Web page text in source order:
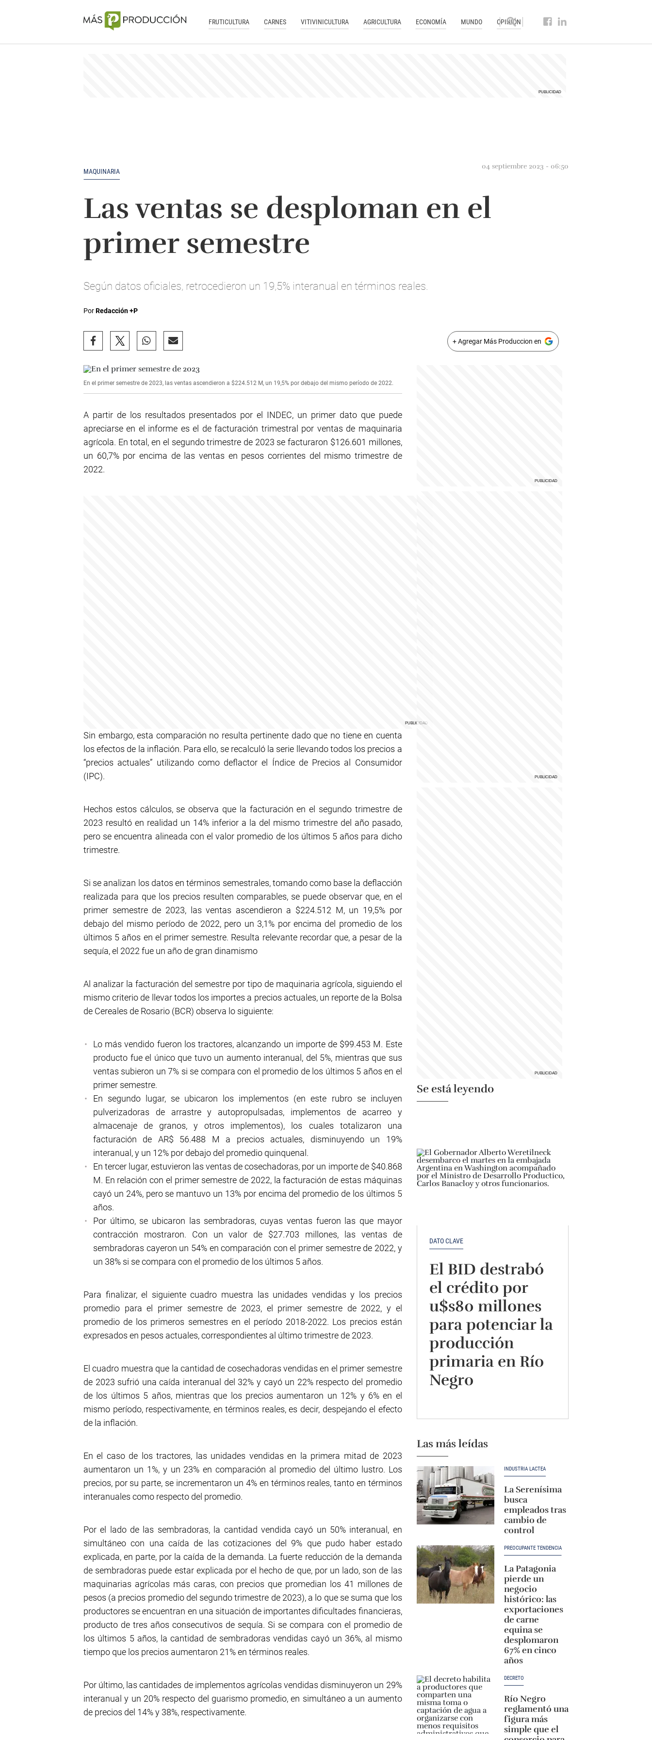
FRUTICULTURA CARNES VITIVINICULTURA AGRICULTURA ECONOMÍA MUNDO OPINIÓN
MAQUINARIA
04 septiembre 2023 - 06:50
Las ventas se desploman en el
primer semestre
Según datos oficiales, retrocedieron un 19,5% interanual en términos reales.
PorRedacción +P
+ Agregar Más Produccion en
En el primer semestre de 2023, las ventas ascendieron a $224.512 M, un 19,5% por debajo del mismo período de 2022.
A partir de los resultados presentados por el INDEC, un primer dato que puede
apreciarse en el informe es el de facturación trimestral por ventas de maquinaria
agrícola. En total, en el segundo trimestre de 2023 se facturaron $126.601 millones,
un 60,7% por encima de las ventas en pesos corrientes del mismo trimestre de
2022.
Sin embargo, esta comparación no resulta pertinente dado que no tiene en cuenta
los efectos de la inflación. Para ello, se recalculó la serie llevando todos los precios a
“precios actuales” utilizando como deflactor el Índice de Precios al Consumidor
(IPC).
Hechos estos cálculos, se observa que la facturación en el segundo trimestre de
2023 resultó en realidad un 14% inferior a la del mismo trimestre del año pasado,
pero se encuentra alineada con el valor promedio de los últimos 5 años para dicho
trimestre.
Si se analizan los datos en términos semestrales, tomando como base la deflacción
realizada para que los precios resulten comparables, se puede observar que, en el
primer semestre de 2023, las ventas ascendieron a $224.512 M, un 19,5% por
debajo del mismo período de 2022, pero un 3,1% por encima del promedio de los
últimos 5 años en el primer semestre. Resulta relevante recordar que, a pesar de la
sequía, el 2022 fue un año de gran dinamismo
Al analizar la facturación del semestre por tipo de maquinaria agrícola, siguiendo el
mismo criterio de llevar todos los importes a precios actuales, un reporte de la Bolsa
de Cereales de Rosario (BCR) observa lo siguiente:
Lo más vendido fueron los tractores, alcanzando un importe de $99.453 M. Este
producto fue el único que tuvo un aumento interanual, del 5%, mientras que sus
ventas subieron un 7% si se compara con el promedio de los últimos 5 años en el
primer semestre.
En segundo lugar, se ubicaron los implementos (en este rubro se incluyen
pulverizadoras de arrastre y autopropulsadas, implementos de acarreo y
almacenaje de granos, y otros implementos), los cuales totalizaron una
facturación de AR$ 56.488 M a precios actuales, disminuyendo un 19%
interanual, y un 12% por debajo del promedio quinquenal.
En tercer lugar, estuvieron las ventas de cosechadoras, por un importe de $40.868
M. En relación con el primer semestre de 2022, la facturación de estas máquinas
cayó un 24%, pero se mantuvo un 13% por encima del promedio de los últimos 5
años.
Por último, se ubicaron las sembradoras, cuyas ventas fueron las que mayor
contracción mostraron. Con un valor de $27.703 millones, las ventas de
sembradoras cayeron un 54% en comparación con el primer semestre de 2022, y
un 38% si se compara con el promedio de los últimos 5 años.
Para finalizar, el siguiente cuadro muestra las unidades vendidas y los precios
promedio para el primer semestre de 2023, el primer semestre de 2022, y el
promedio de los primeros semestres en el período 2018-2022. Los precios están
expresados en pesos actuales, correspondientes al último trimestre de 2023.
El cuadro muestra que la cantidad de cosechadoras vendidas en el primer semestre
de 2023 sufrió una caída interanual del 32% y cayó un 22% respecto del promedio
de los últimos 5 años, mientras que los precios aumentaron un 12% y 6% en el
mismo período, respectivamente, en términos reales, es decir, despejando el efecto
de la inflación.
En el caso de los tractores, las unidades vendidas en la primera mitad de 2023
aumentaron un 1%, y un 23% en comparación al promedio del último lustro. Los
precios, por su parte, se incrementaron un 4% en términos reales, tanto en términos
interanuales como respecto del promedio.
Por el lado de las sembradoras, la cantidad vendida cayó un 50% interanual, en
simultáneo con una caída de las cotizaciones del 9% que pudo haber estado
explicada, en parte, por la caída de la demanda. La fuerte reducción de la demanda
de sembradoras puede estar explicada por el hecho de que, por un lado, son de las
maquinarias agrícolas más caras, con precios que promedian los 41 millones de
pesos (a precios promedio del segundo trimestre de 2023), a lo que se suma que los
productores se encuentran en una situación de importantes dificultades financieras,
producto de tres años consecutivos de sequía. Si se compara con el promedio de
los últimos 5 años, la cantidad de sembradoras vendidas cayó un 36%, al mismo
tiempo que los precios aumentaron 21% en términos reales.
Por último, las cantidades de implementos agrícolas vendidas disminuyeron un 29%
interanual y un 20% respecto del guarismo promedio, en simultáneo a un aumento
de precios del 14% y 38%, respectivamente.
Se está leyendo
DATO CLAVE
El BID destrabó
el crédito por
u$s80 millones
para potenciar la
producción
primaria en Río
Negro
Las más leídas
INDUSTRIA LÁCTEA
La Serenísima
busca
empleados tras
cambio de
control
PREOCUPANTE TENDENCIA
La Patagonia
pierde un
negocio
histórico: las
exportaciones
de carne
equina se
desplomaron
67% en cinco
años
DECRETO
Río Negro
reglamentó una
figura más
simple que el